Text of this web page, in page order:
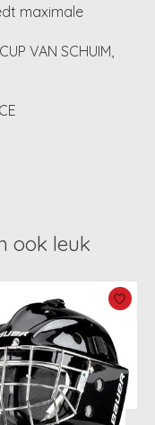
maximale
VAN SCHUIM,
ook leuk